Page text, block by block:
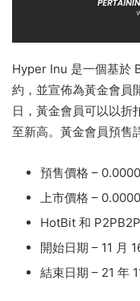
Hyper Inu 是一個基於
約，並宣佈為黃金會員
日，黃金會員可以以折
至新高。 黃金會員預售
預售價格 –
上市價格 –
HotBit 和
開始日期 – 11 月
結束日期 – 21 年